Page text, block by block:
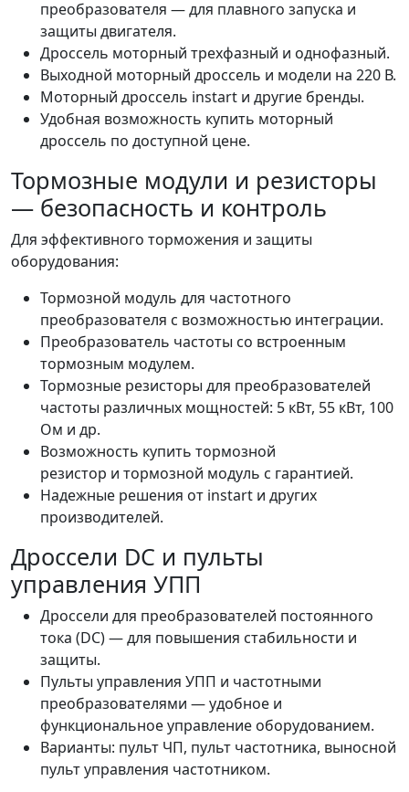
преобразователя — для плавного запуска и
защиты двигателя.
Дроссель моторный трехфазный и однофазный.
Выходной моторный дроссель и модели на 220 В.
Моторный дроссель instart и другие бренды.
Удобная возможность купить моторный
дроссель по доступной цене.
Тормозные модули и резисторы
— безопасность и контроль
Для эффективного торможения и защиты
оборудования:
Тормозной модуль для частотного
преобразователя с возможностью интеграции.
Преобразователь частоты со встроенным
тормозным модулем.
Тормозные резисторы для преобразователей
частоты различных мощностей: 5 кВт, 55 кВт, 100
Ом и др.
Возможность купить тормозной
резистор и тормозной модуль с гарантией.
Надежные решения от instart и других
производителей.
Дроссели DC и пульты
управления УПП
Дроссели для преобразователей постоянного
тока (DC) — для повышения стабильности и
защиты.
Пульты управления УПП и частотными
преобразователями — удобное и
функциональное управление оборудованием.
Варианты: пульт ЧП, пульт частотника, выносной
пульт управления частотником.